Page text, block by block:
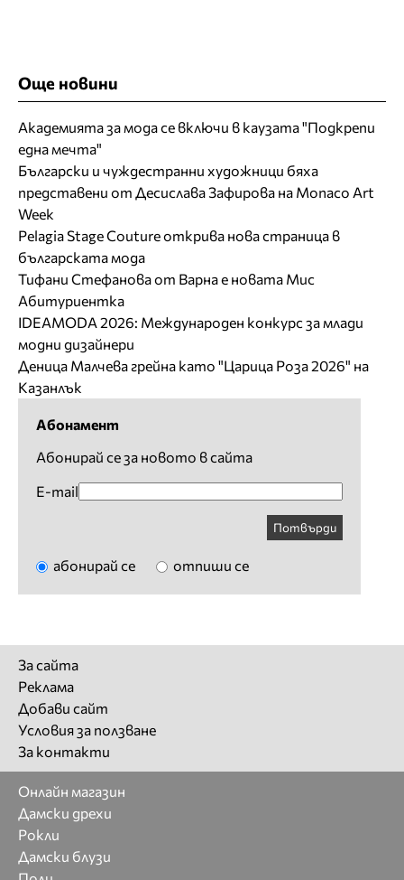
Още новини
Академията за мода се включи в каузата "Подкрепи
една мечта"
Български и чуждестранни художници бяха
представени от Десислава Зафирова на Monaco Art
Week
Pelagia Stage Couture открива нова страница в
българската мода
Тифани Стефанова от Варна е новата Мис
Абитуриентка
IDEAMODA 2026: Международен конкурс за млади
модни дизайнери
Деница Малчева грейна като "Царица Роза 2026" на
Казанлък
Абонамент
Абонирай се за новото в сайта
E-mail
Потвърди
абонирай се отпиши се
За сайта
Реклама
Добави сайт
Условия за ползване
За контакти
Онлайн магазин
Дамски дрехи
Рокли
Дамски блузи